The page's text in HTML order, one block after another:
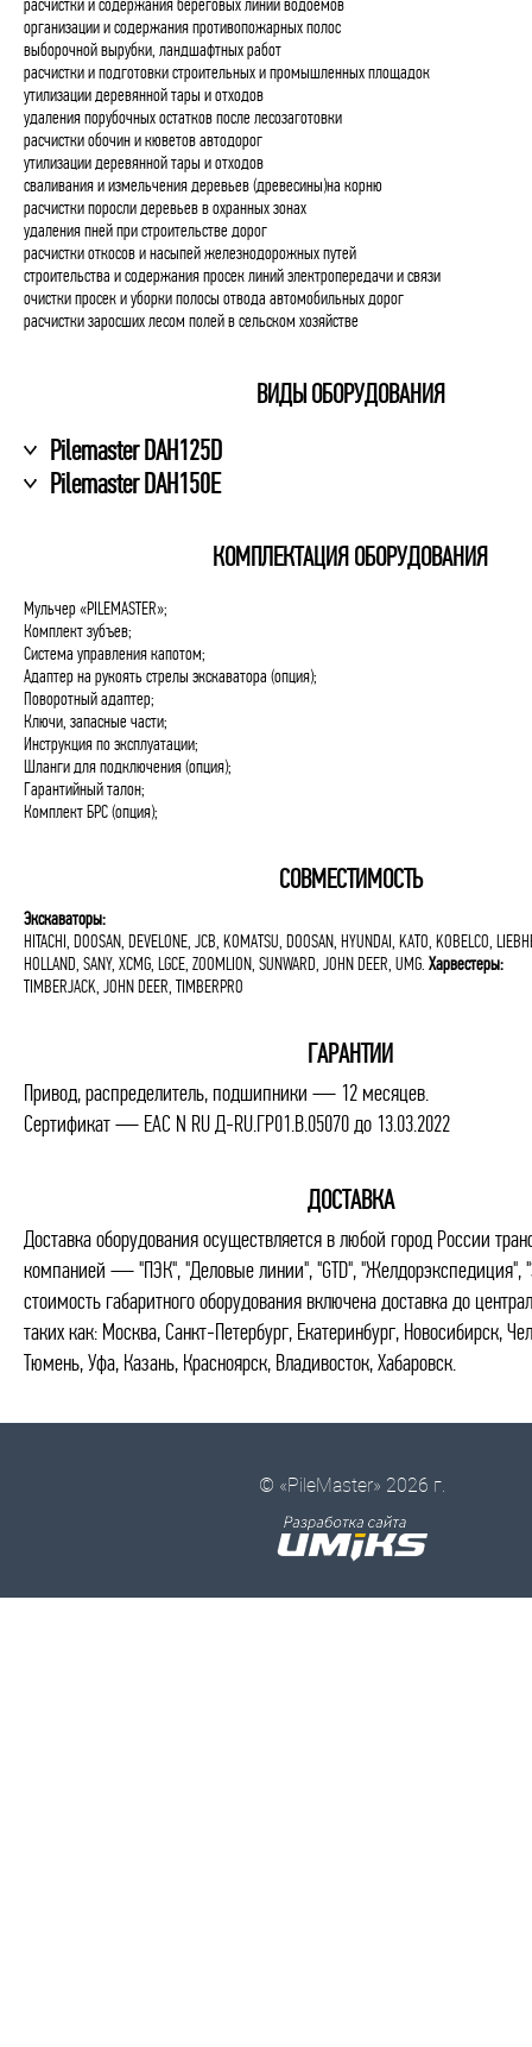
организации и содержания противопожарных полос
выборочной вырубки, ландшафтных работ
расчистки и подготовки строительных и промышленных площадок
утилизации деревянной тары и отходов
удаления порубочных остатков после лесозаготовки
расчистки обочин и кюветов автодорог
утилизации деревянной тары и отходов
сваливания и измельчения деревьев (древесины)на корню
расчистки поросли деревьев в охранных зонах
удаления пней при строительстве дорог
расчистки откосов и насыпей железнодорожных путей
строительства и содержания просек линий электропередачи и связи
очистки просек и уборки полосы отвода автомобильных дорог
расчистки заросших лесом полей в сельском хозяйстве
ВИДЫ ОБОРУДОВАНИЯ
Pilemaster DAH125D
Pilemaster DAH150E
КОМПЛЕКТАЦИЯ ОБОРУДОВАНИЯ
Мульчер «PILEMASTER»;
Комплект зубъев;
Система управления капотом;
Адаптер на рукоять стрелы экскаватора (опция);
Поворотный адаптер;
Ключи, запасные части;
Инструкция по эксплуатации;
Шланги для подключения (опция);
Гарантийный талон;
Комплект БРС (опция);
СОВМЕСТИМОСТЬ
Экскаваторы:
HITACHI, DOOSAN, DEVELONE, JCB, KOMATSU, DOOSAN, HYUNDAI, KATO, KOBELCO,
HOLLAND, SANY, XCMG, LGCE, ZOOMLION, SUNWARD, JOHN DEER, UMG. Харвестеры:
TIMBERJACK, JOHN DEER, TIMBERPRO
ГАРАНТИИ
Привод, распределитель, подшипники — 12 месяцев.
Сертификат — EAC N RU Д-RU.ГР01.В.05070 до 13.03.2022
ДОСТАВКА
Доставка оборудования осуществляется в любой город России
компанией — "ПЭК", "Деловые линии", "GTD", "Желдорэкспедиция",
стоимость габаритного оборудования включена доставка до
таких как: Москва, Санкт-Петербург, Екатеринбург, Новосибирск,
Тюмень, Уфа, Казань, Красноярск, Владивосток, Хабаровск.
© «PileMaster» 2026 г.